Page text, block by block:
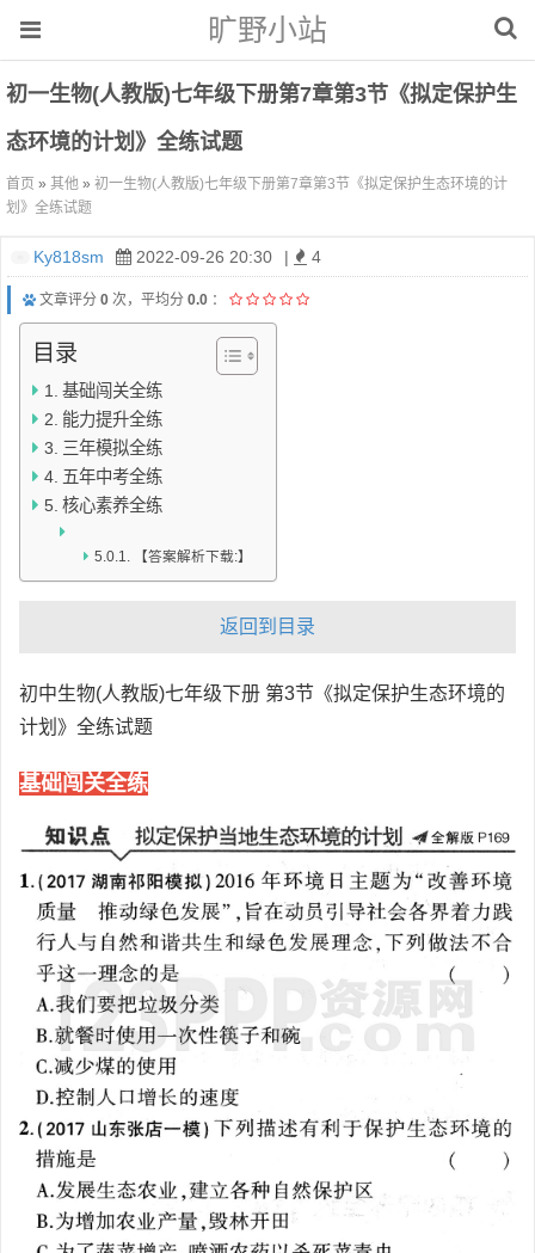
旷野小站
初一生物(人教版)七年级下册第7章第3节《拟定保护生
态环境的计划》全练试题
首页 » 其他 » 初一生物(人教版)七年级下册第7章第3节《拟定保护生态环境的计
划》全练试题
Ky818sm 2022-09-26 20:30 | 4
文章评分 0 次，平均分 0.0 ：
目录
基础闯关全练
能力提升全练
三年模拟全练
五年中考全练
核心素养全练
【答案解析下载:】
返回到目录
初中生物(人教版)七年级下册 第3节《拟定保护生态环境的
计划》全练试题
基础闯关全练